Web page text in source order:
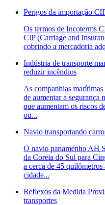
Perigos da importação
Os termos de Incoterms
CIP (Carriage and
cobrindo a mercadoria
Indústria de transporte
reduzir incêndios
As companhias
de aumentar a segurança
que aumentam os riscos
ou...
Navio transportando
O navio panamenho AH
da Coreia do Sul para
a cerca de 45
cidade...
Reflexos da Medida
transportes